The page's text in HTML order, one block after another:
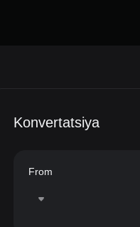
Konvertatsiya
From